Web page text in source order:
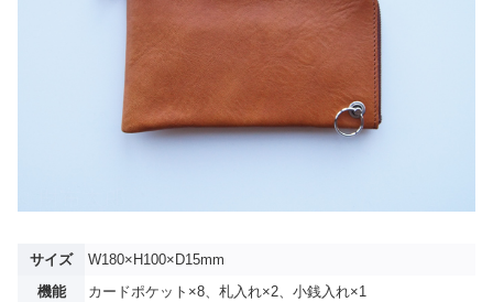
サイズ
W180×H100×D15mm
機能
カードポケット×8、札入れ×2、小銭入れ×1